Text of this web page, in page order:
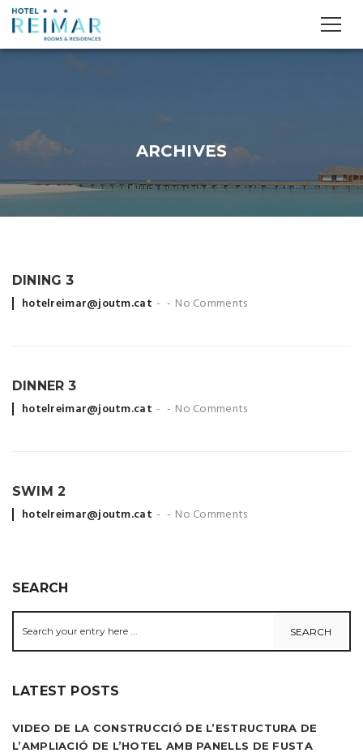
ARCHIVES
DINING 3
Posted
hotelreimar@joutm.cat No Comments
DINNER 3
Posted
hotelreimar@joutm.cat No Comments
SWIM 2
Posted
hotelreimar@joutm.cat No Comments
SEARCH
LATEST POSTS
VIDEO DE LA CONSTRUCCIÓ DE L’ESTRUCTURA DE
L’AMPLIACIÓ DE L’HOTEL AMB PANELLS DE FUSTA